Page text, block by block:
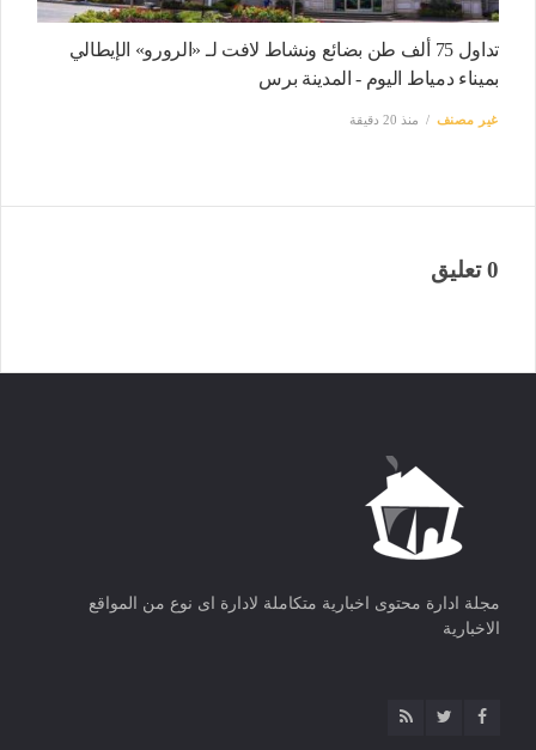
تداول 75 ألف طن بضائع ونشاط لافت لـ «الرورو» الإيطالي
بميناء دمياط اليوم - المدينة برس
غير مصنف منذ 20 دقيقة
0 تعليق
مجلة ادارة محتوى اخبارية متكاملة لادارة اى نوع من المواقع
الاخبارية